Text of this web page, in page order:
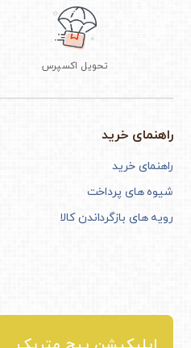
تحویل اکسپرس
راهنمای خرید
راهنمای خرید
شیوه های پرداخت
رویه های بازگرداندن کالا